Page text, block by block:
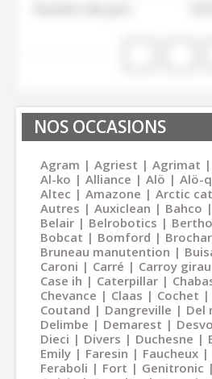
NOS OCCASIONS
Agram Agriest Agrimat
Al-ko
Alliance Alö Alö-
Altec
Amazone Arctic cat
Autres
Auxiclean Bahco
Belair
Belrobotics
Bobcat
Bomford
Bruneau manutention
Caroni
Carré Carroy
Case ih
Caterpillar
Chevance
Claas Cochet
Coutand
Dangreville
Del
Delimbe
Demarest
Dieci
Divers Duchesne
Emily
Faresin Faucheux
Feraboli
Fort Genitronic